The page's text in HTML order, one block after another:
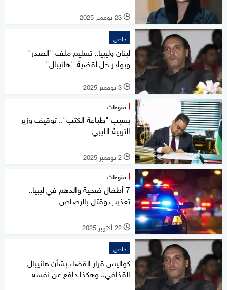
l 23 نوفمبر 2025
خاص
لبنان وليبيا.. تسليم ملف "الصدر"
وبوادر حل لقضية "هانيبال"
l 3 نوفمبر 2025
منوعات
بسبب "طباعة الكتب".. توقيف وزير
التربية الليبي
l 2 نوفمبر 2025
منوعات
7 أطفال ضحية والدهم في ليبيا..
تعذيب وقتل بالرصاص
l 22 أكتوبر 2025
خاص
كواليس قرار القضاء بشأن هانيبال
القذافي.. وهكذا دافع عن نفسه